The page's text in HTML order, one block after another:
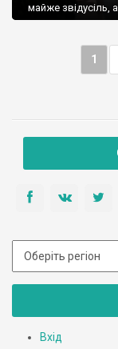
майже звідусіль,
1
Вхід